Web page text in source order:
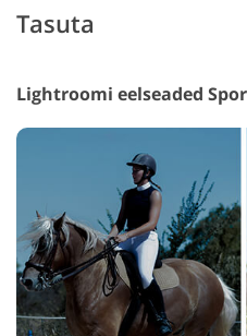
Tasuta
Lightroomi eelseaded